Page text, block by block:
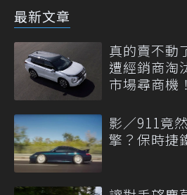
最新文章
真的賣不動
遭經銷商淘
市場尋商機！
影／911竟
擎？保時捷